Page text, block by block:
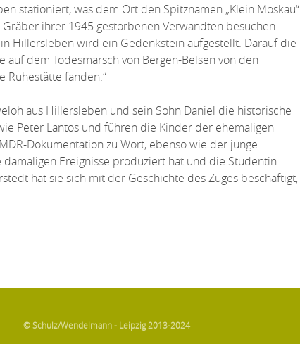
stationiert, was dem Ort den Spitznamen „Klein Moskau“
ihrer 1945 gestorbenen Verwandten besuchen
Hillersleben wird ein Gedenkstein aufgestellt. Darauf die
dem Todesmarsch von Bergen-Belsen von den
fanden.“
aus Hillersleben und sein Sohn Daniel die historische
Peter Lantos und führen die Kinder der ehemaligen
Dokumentation zu Wort, ebenso wie der junge
Ereignisse produziert hat und die Studentin
hat sie sich mit der Geschichte des Zuges beschäftigt,
© Schulz/Wendelmann - Leipzig 2013-2024